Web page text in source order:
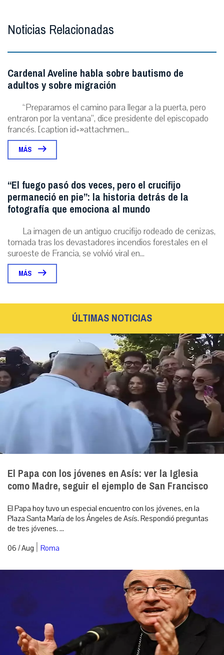
Noticias Relacionadas
Cardenal Aveline habla sobre bautismo de
adultos y sobre migración
“Preparamos el camino para llegar a la puerta, pero
entraron por la ventana”, dice presidente del episcopado
francés. [caption id=»attachmen...
MÁS
“El fuego pasó dos veces, pero el crucifijo
permaneció en pie”: la historia detrás de la
fotografía que emociona al mundo
La imagen de un antiguo crucifijo rodeado de cenizas,
tomada tras los devastadores incendios forestales en el
suroeste de Francia, se volvió viral en...
MÁS
ÚLTIMAS NOTICIAS
El Papa con los jóvenes en Asís: ver la Iglesia
como Madre, seguir el ejemplo de San Francisco
El Papa hoy tuvo un especial encuentro con los jóvenes, en la
Plaza Santa María de los Ángeles de Asís. Respondió preguntas
de tres jóvenes. ...
06 / Aug | Roma